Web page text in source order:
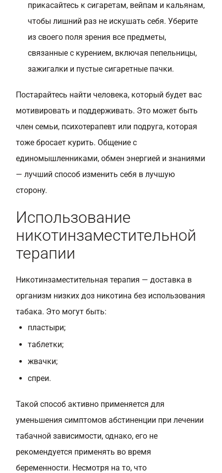
прикасайтесь к сигаретам, вейпам и кальянам,
чтобы лишний раз не искушать себя. Уберите
из своего поля зрения все предметы,
связанные с курением, включая пепельницы,
зажигалки и пустые сигаретные пачки.
Постарайтесь найти человека, который будет вас
мотивировать и поддерживать. Это может быть
член семьи, психотерапевт или подруга, которая
тоже бросает курить. Общение с
единомышленниками, обмен энергией и знаниями
— лучший способ изменить себя в лучшую
сторону.
Использование
никотинзаместительной
терапии
Никотинзаместительная терапия — доставка в
организм низких доз никотина без использования
табака. Это могут быть:
пластыри;
таблетки;
жвачки;
спреи.
Такой способ активно применяется для
уменьшения симптомов абстиненции при лечении
табачной зависимости, однако, его не
рекомендуется применять во время
беременности. Несмотря на то, что